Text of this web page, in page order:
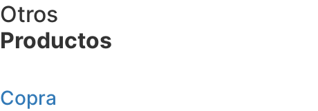
Otros
Productos
Copra